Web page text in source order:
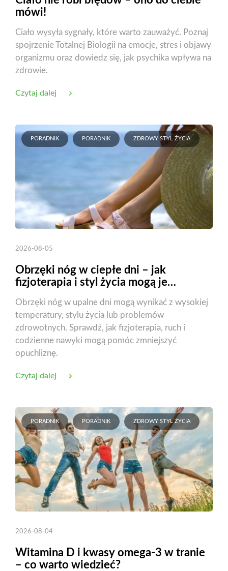
mówi!
Ciało wysyła sygnały, które warto zauważyć. Poznaj
spojrzenie Totalnej Biologii na emocje, stres i objawy
organizmu oraz dowiedz się, jak psychika wpływa na
zdrowie.
Czytaj dalej
PORADNIK PORADNIK ZDROWY STYL ŻYCIA
2026-08-05
Obrzęki nóg w ciepłe dni – jak
fizjoterapia i styl życia mogą je
Obrzęki nóg w upalne dni mogą wynikać z wysokiej
temperatury, stylu życia lub problemów
zdrowotnych. Sprawdź, jak fizjoterapia, ruch i
codzienne nawyki mogą pomóc zmniejszyć
opuchliznę.
Czytaj dalej
PORADNIK PORADNIK ZDROWY STYL ŻYCIA
2026-08-04
Witamina D i kwasy omega-3 w tranie
– co warto wiedzieć?